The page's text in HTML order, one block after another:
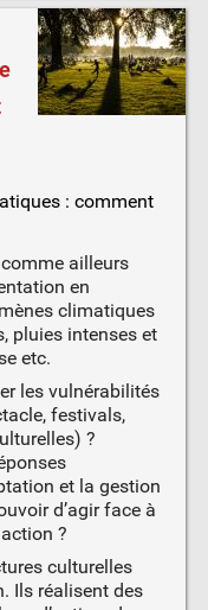
: comment
ailleurs
en
climatiques
pluies intenses et
etc.
les vulnérabilités
festivals,
?
et la gestion
d’agir face à
?
culturelles
Ils réalisent des